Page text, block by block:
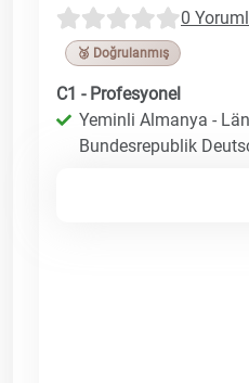
0
🥉 Doğrulanmış
C1 - Profesyonel
Yeminli Almanya -
Bundesrepublik